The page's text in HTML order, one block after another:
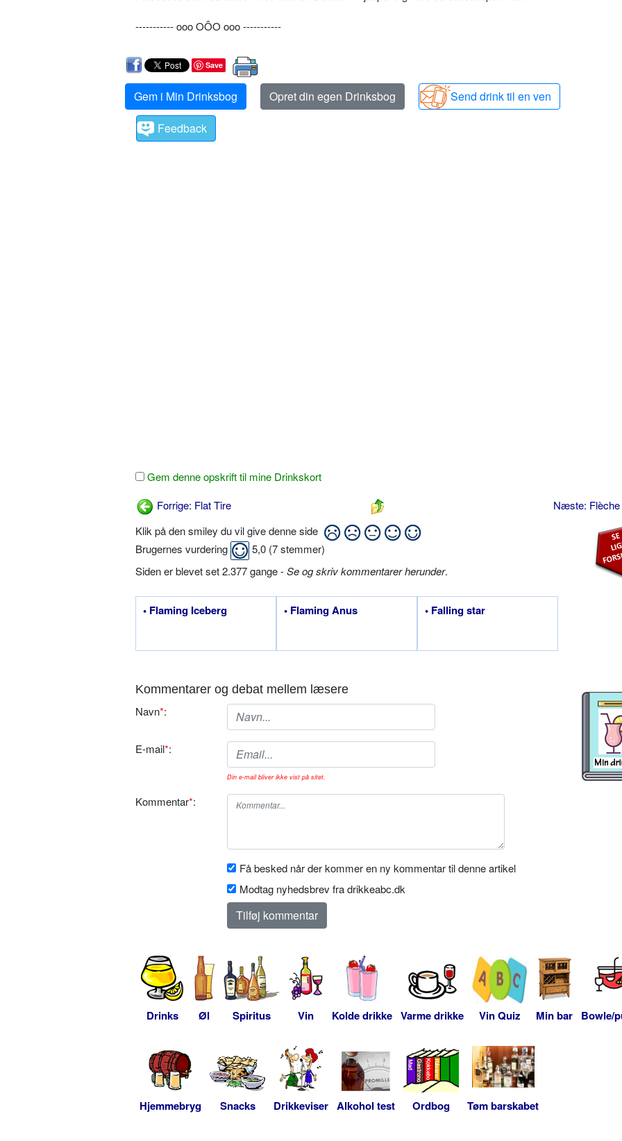
----------- ooo OÔO ooo -----------
Save
Gem i Min Drinksbog Opret din egen Drinksbog
Send drink til en ven
Feedback
Gem denne opskrift til mine Drinkskort
Forrige: Flat Tire
Næste:
Klik på den smiley du vil give denne side
Brugernes vurdering
5,0 (7stemmer)
Siden er blevet set 2.377 gange -Se og skriv kommentarer herunder.
• Flaming Iceberg • Flaming Anus • Falling star
Kommentarer og debat mellem læsere
Navn*:
E-mail*:
Din e-mail bliver ikke vist på sitet.
Kommentar*:
Få besked når der kommer en ny kommentar til denne artikel
Modtag nyhedsbrev fra drikkeabc.dk
Drinks Øl Spiritus Vin Kolde drikke Varme drikke Vin Quiz Min bar Bowle/
Hjemmebryg Snacks Drikkeviser Alkohol test Ordbog Tøm barskabet